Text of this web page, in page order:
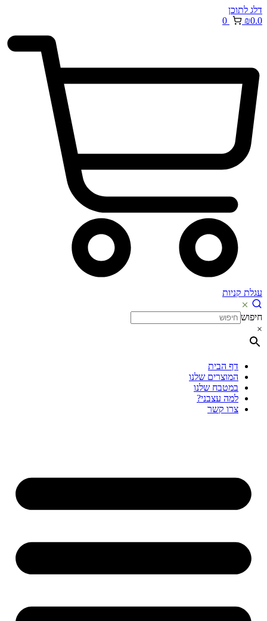
דלג לתוכן
₪0.0
0
עגלת קניות
חיפוש
×
דף הבית
המוצרים שלנו
במטבח שלנו
למה עצבני?
צרו קשר